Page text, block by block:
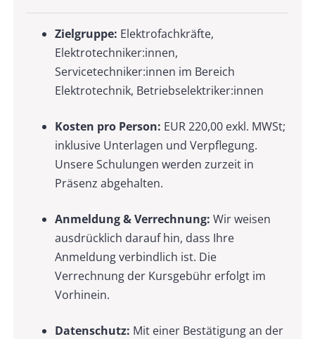
Zielgruppe: Elektrofachkräfte,
Elektrotechniker:innen,
Servicetechniker:innen im Bereich
Elektrotechnik, Betriebselektriker:innen
Kosten pro Person: EUR 220,00 exkl. MWSt;
inklusive Unterlagen und Verpflegung.
Unsere Schulungen werden zurzeit in
Präsenz abgehalten.
Anmeldung & Verrechnung: Wir weisen
ausdrücklich darauf hin, dass Ihre
Anmeldung verbindlich ist. Die
Verrechnung der Kursgebühr erfolgt im
Vorhinein.
Datenschutz: Mit einer Bestätigung an der